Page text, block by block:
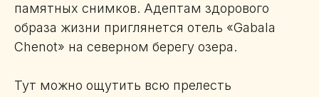
памятных снимков. Адептам здорового
образа жизни приглянется отель «Gabala
Chenot» на северном берегу озера.
Тут можно ощутить всю прелесть